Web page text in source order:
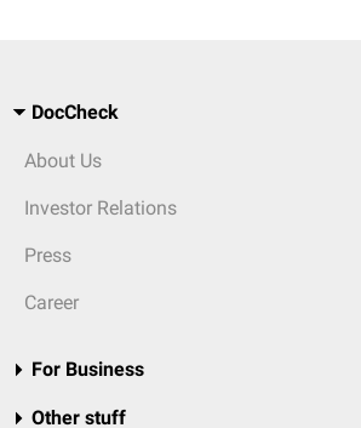
DocCheck
About Us
Investor Relations
Press
Career
For Business
Other stuff